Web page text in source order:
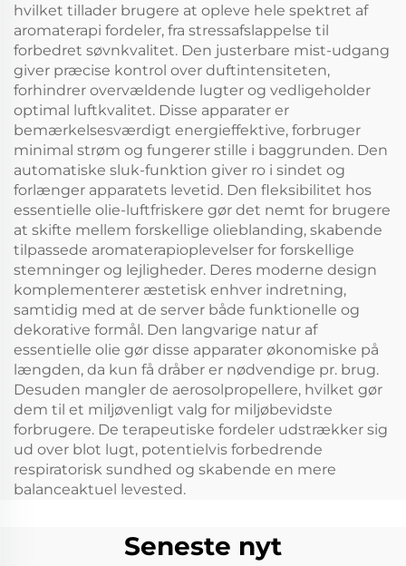
hvilket tillader brugere at opleve hele spektret af
aromaterapi fordeler, fra stressafslappelse til
forbedret søvnkvalitet. Den justerbare mist-udgang
giver præcise kontrol over duftintensiteten,
forhindrer overvældende lugter og vedligeholder
optimal luftkvalitet. Disse apparater er
bemærkelsesværdigt energieffektive, forbruger
minimal strøm og fungerer stille i baggrunden. Den
automatiske sluk-funktion giver ro i sindet og
forlænger apparatets levetid. Den fleksibilitet hos
essentielle olie-luftfriskere gør det nemt for brugere
at skifte mellem forskellige olieblanding, skabende
tilpassede aromaterapioplevelser for forskellige
stemninger og lejligheder. Deres moderne design
komplementerer æstetisk enhver indretning,
samtidig med at de server både funktionelle og
dekorative formål. Den langvarige natur af
essentielle olie gør disse apparater økonomiske på
længden, da kun få dråber er nødvendige pr. brug.
Desuden mangler de aerosolpropellere, hvilket gør
dem til et miljøvenligt valg for miljøbevidste
forbrugere. De terapeutiske fordeler udstrækker sig
ud over blot lugt, potentielvis forbedrende
respiratorisk sundhed og skabende en mere
balanceaktuel levested.
Seneste nyt